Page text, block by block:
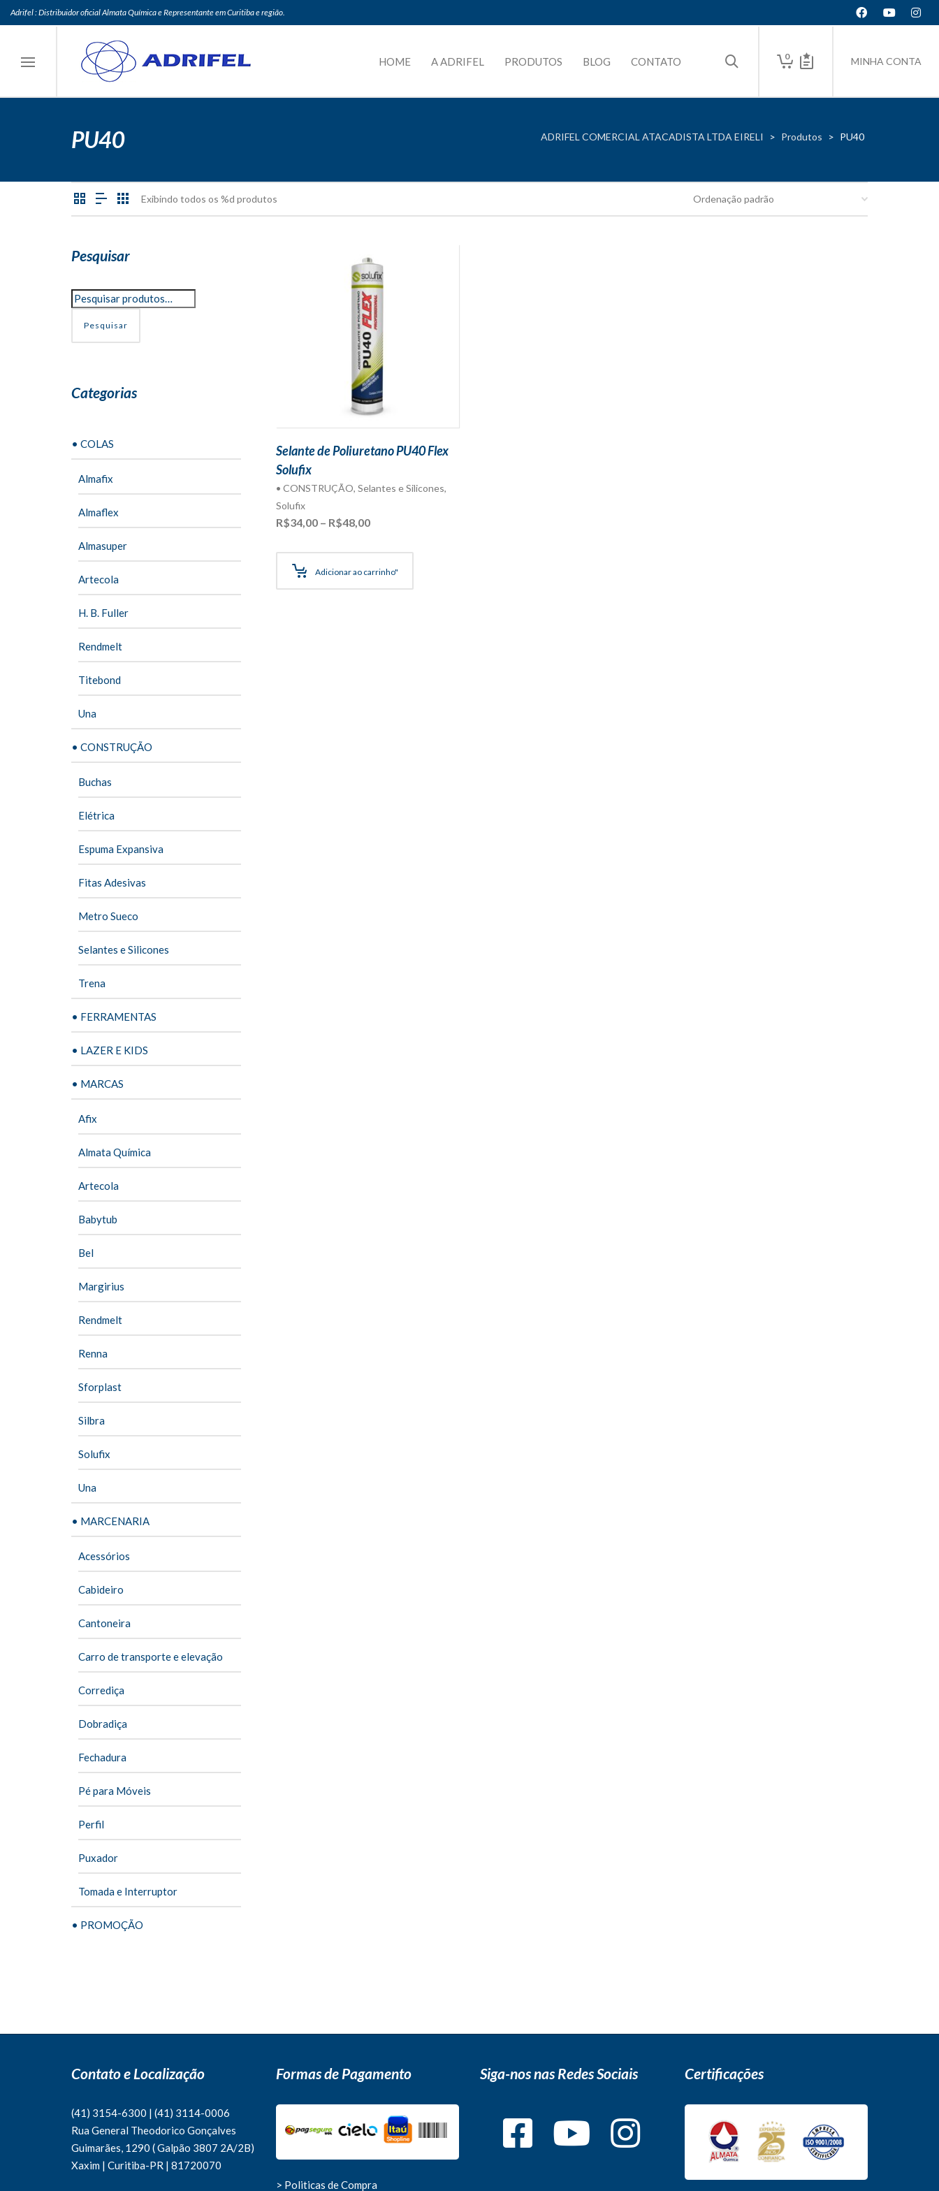
Adrifel : Distribuidor oficial Almata Química e Representante em Curitiba e região.
0 MINHA CONTA
HOME A ADRIFEL PRODUTOS BLOG CONTATO
PU40 ADRIFEL COMERCIAL ATACADISTA LTDA EIRELI > Produtos > PU40
Exibindo todos os %d produtos
Selante de Poliuretano PU40 Flex
Solufix
• CONSTRUÇÃO, Selantes e Silicones,
Solufix
R$34,00 – R$48,00Faixa
preço:
através
R$48,00
Adicionar ao carrinho"
Pesquisar
Pesquisar
Categorias
• COLAS
Almafix
Almaflex
Almasuper
Artecola
H. B. Fuller
Rendmelt
Titebond
Una
• CONSTRUÇÃO
Buchas
Elétrica
Espuma Expansiva
Fitas Adesivas
Metro Sueco
Selantes e Silicones
Trena
• FERRAMENTAS
• LAZER E KIDS
• MARCAS
Afix
Almata Química
Artecola
Babytub
Bel
Margirius
Rendmelt
Renna
Sforplast
Silbra
Solufix
Una
• MARCENARIA
Acessórios
Cabideiro
Cantoneira
Carro de transporte e elevação
Corrediça
Dobradiça
Fechadura
Pé para Móveis
Perfil
Puxador
Tomada e Interruptor
• PROMOÇÃO
Contato e Localização
(41) 3154-6300 | (41) 3114-0006
Rua General Theodorico Gonçalves
Guimarães, 1290 ( Galpão 3807 2A/2B)
Xaxim | Curitiba-PR | 81720070
Formas de Pagamento
> Politicas de Compra
Siga-nos nas Redes Sociais Certificações